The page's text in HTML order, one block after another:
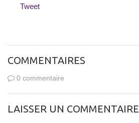
Tweet
COMMENTAIRES
0 commentaire
LAISSER UN COMMENTAIRE